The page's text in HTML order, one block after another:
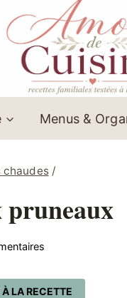
Menus &
chaudes /
LA RECETTE